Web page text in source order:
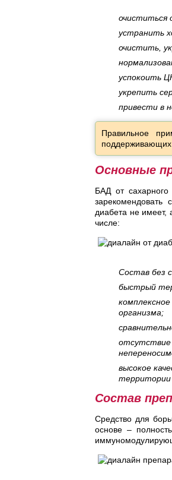
очиститься
устранить
очистить,
успокоить
укрепить
привести в
Правильное
поддерживающих
Основные
БАД от
зарекомендовать
диабета не имеет,
числе:
Состав без
быстрый
организма;
отсутствие
высокое
территории
Состав
Средство для
основе –